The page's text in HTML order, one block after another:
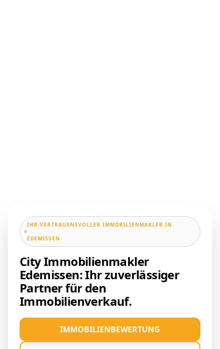
IHR VERTRAUENSVOLLER IMMOBILIENMAKLER IN
EDEMISSEN
City Immobilienmakler
Edemissen: Ihr zuverlässiger
Partner für den
Immobilienverkauf.
IMMOBILIENBEWERTUNG